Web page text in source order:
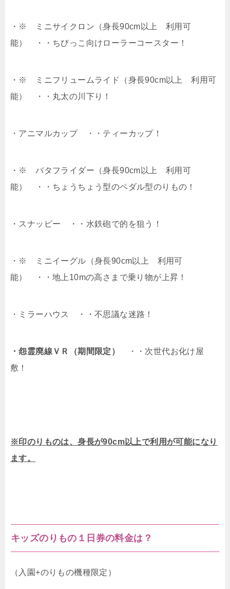
・※ ミニサイクロン（身長90cm以上 利用可
能） ・・ちびっこ向けローラーコースター！
・※ ミニフリュームライド（身長90cm以上 利用可
能） ・・丸太の川下り！
・アニマルカップ ・・ティーカップ！
・※ バタフライダー（身長90cm以上 利用可
能） ・・ちょうちょう型のペダル型のりもの！
・スナッピー ・・水鉄砲で的を狙う！
・※ ミニイーグル（身長90cm以上 利用可
能） ・・地上10mの高さまで乗り物が上昇！
・ミラーハウス ・・不思議な迷路！
・怨霊廃線ＶＲ（期間限定）
・・次世代お化け屋
敷！
※印のりものは、身長が90cm以上で利用が可能になり
ます。
キッズのりもの１日券の料金は？
（入園+のりもの機種限定）